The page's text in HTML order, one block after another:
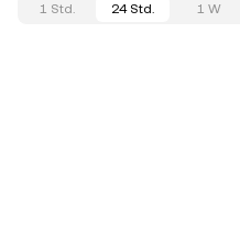
1 Std. 24 Std. 1 W